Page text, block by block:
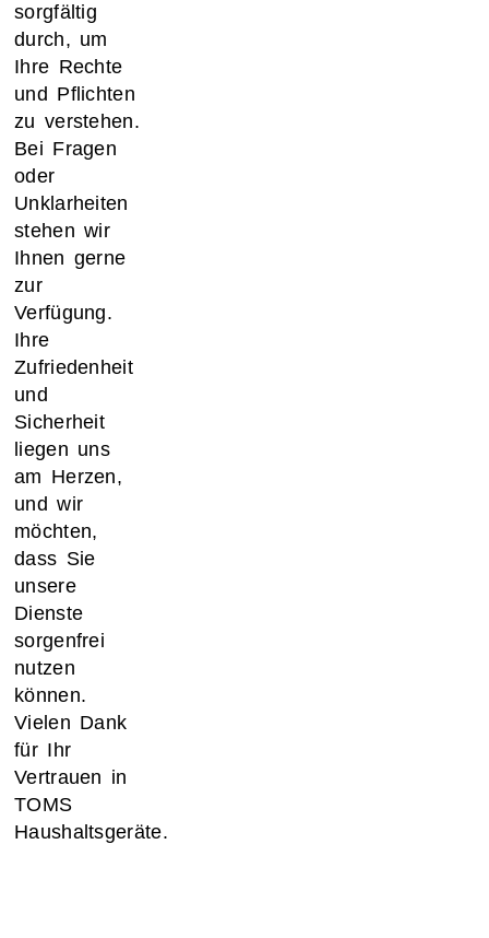
sorgfältig
durch, um
Ihre Rechte
und Pflichten
zu verstehen.
Bei Fragen
oder
Unklarheiten
stehen wir
Ihnen gerne
zur
Verfügung.
Ihre
Zufriedenheit
und
Sicherheit
liegen uns
am Herzen,
und wir
möchten,
dass Sie
unsere
Dienste
sorgenfrei
nutzen
können.
Vielen Dank
für Ihr
Vertrauen in
TOMS
Haushaltsgeräte.